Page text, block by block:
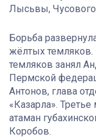
Лысьвы,
Борьба
жёлтых
темляков занял
Пермской
Антонов, глава
«Казарла».
атаман
Коробов.